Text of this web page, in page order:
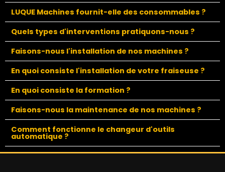
LUQUE Machines fournit-elle des consommables ?
Quels types d'interventions pratiquons-nous ?
Faisons-nous l'installation de nos machines ?
En quoi consiste l'installation de votre fraiseuse ?
En quoi consiste la formation ?
Faisons-nous la maintenance de nos machines ?
Comment fonctionne le changeur d'outils
automatique ?